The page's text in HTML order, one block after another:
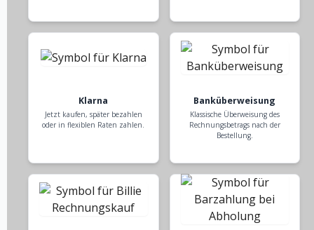
Klarna
Jetzt kaufen, später bezahlen
oder in flexiblen Raten zahlen.
Banküberweisung
Klassische Überweisung des
Rechnungsbetrags nach der
Bestellung.